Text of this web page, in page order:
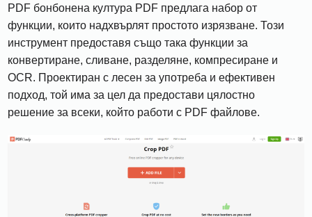
PDF бонбонена култура PDF предлага набор от
функции, които надхвърлят простото изрязване. Този
инструмент предоставя също така функции за
конвертиране, сливане, разделяне, компресиране и
OCR. Проектиран с лесен за употреба и ефективен
подход, той има за цел да предостави цялостно
решение за всеки, който работи с PDF файлове.